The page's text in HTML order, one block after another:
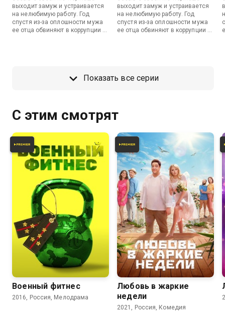
выходит замуж и устраивается
на нелюбимую работу. Год
спустя из-за оплошности мужа
ее отца обвиняют в коррупции и
выходит замуж и устраивается
на нелюбимую работу. Год
спустя из-за оплошности мужа
ее отца обвиняют в коррупции и
Показать все серии
С этим смотрят
Военный фитнес
2016, Россия, Мелодрама
5.7
Любовь в жаркие
недели
2021, Россия, Комедия